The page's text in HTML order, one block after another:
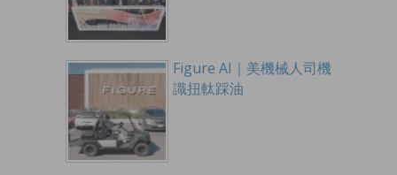
Figure AI｜美機械人司機
識扭軚踩油